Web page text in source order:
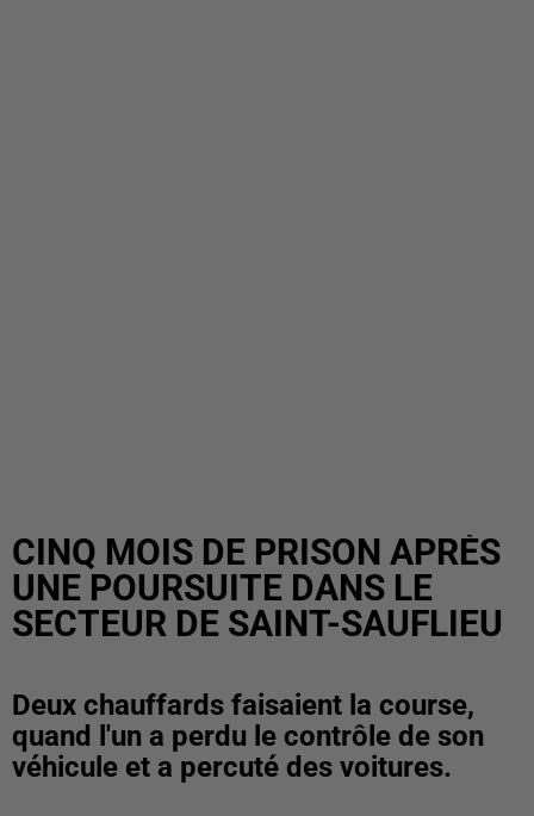
CINQ MOIS DE PRISON APRÈS
UNE POURSUITE DANS LE
SECTEUR DE SAINT-SAUFLIEU
Deux chauffards faisaient la course,
quand l'un a perdu le contrôle de son
véhicule et a percuté des voitures.